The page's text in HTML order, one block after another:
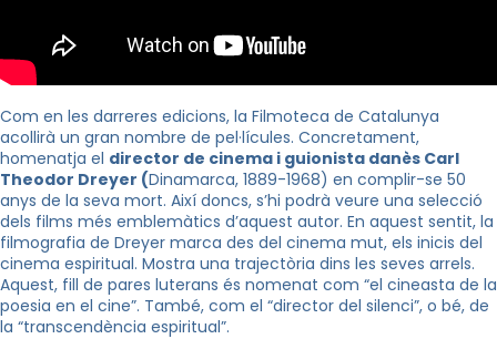
Com en les darreres edicions, la Filmoteca de Catalunya
acollirà un gran nombre de pel·lícules. Concretament,
homenatja el director de cinema i guionista danès Carl
Theodor Dreyer (Dinamarca, 1889-1968) en complir-se 50
anys de la seva mort. Així doncs, s’hi podrà veure una selecció
dels films més emblemàtics d’aquest autor. En aquest sentit, la
filmografia de Dreyer marca des del cinema mut, els inicis del
cinema espiritual. Mostra una trajectòria dins les seves arrels.
Aquest, fill de pares luterans és nomenat com “el cineasta de la
poesia en el cine”. També, com el “director del silenci”, o bé, de
la “transcendència espiritual”.